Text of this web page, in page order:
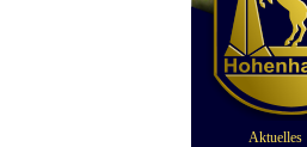
Aktuelles